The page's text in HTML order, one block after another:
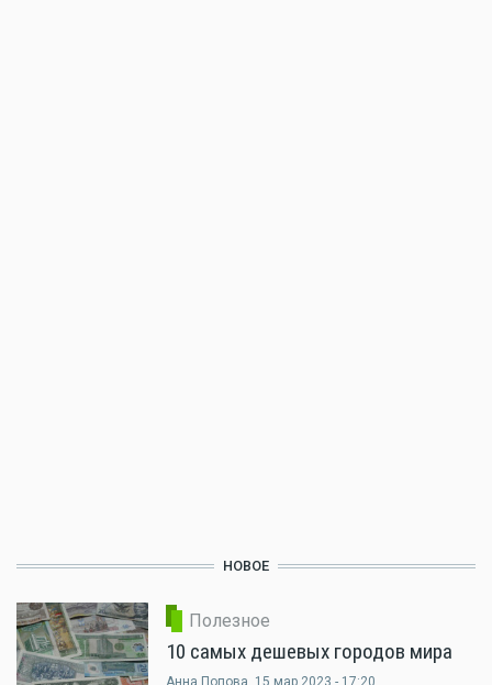
НОВОЕ
Полезное
10 самых дешевых городов мира
Анна Попова , 15 мар 2023 - 17:20